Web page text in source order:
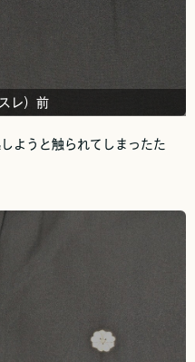
レ）前
ようと触られてしまったた